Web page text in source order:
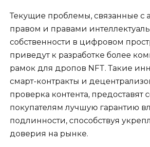
Текущие проблемы, связанные с
правом и правами
собственности в цифровом
приведут к разработке более
рамок для дропов NFT. Такие
смарт-контракты и
проверка контента, предоставят
покупателям лучшую гарантию
подлинности, способствуя
доверия на рынке.